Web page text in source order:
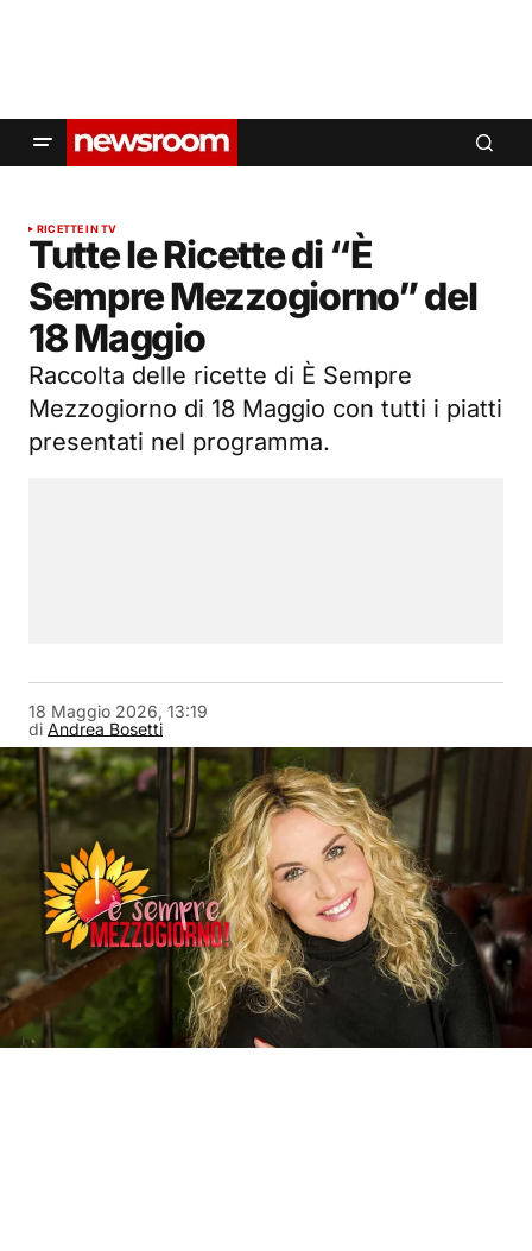
RICETTE IN TV
Tutte le Ricette di “È
Sempre Mezzogiorno” del
18 Maggio
Raccolta delle ricette di È Sempre
Mezzogiorno di 18 Maggio con tutti i piatti
presentati nel programma.
di Andrea Bosetti
18 Maggio 2026, 13:19